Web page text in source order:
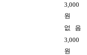
3,000
원
없 음
3,000
원